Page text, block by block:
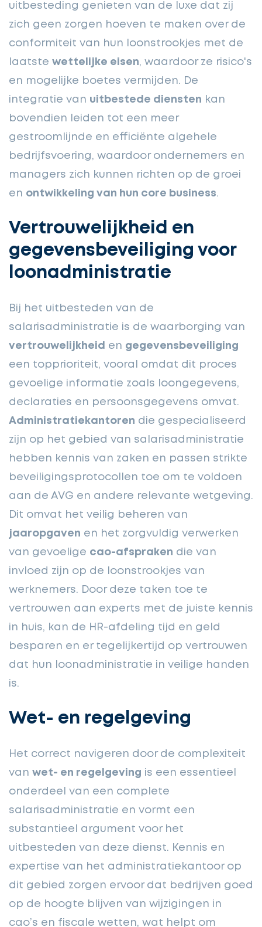
uitbesteding genieten van de luxe dat zij
zich geen zorgen hoeven te maken over de
conformiteit van hun loonstrookjes met de
laatste wettelijke eisen, waardoor ze risico's
en mogelijke boetes vermijden. De
integratie van uitbestede diensten kan
bovendien leiden tot een meer
gestroomlijnde en efficiënte algehele
bedrijfsvoering, waardoor ondernemers en
managers zich kunnen richten op de groei
en ontwikkeling van hun core business.
Vertrouwelijkheid en
gegevensbeveiliging voor
loonadministratie
Bij het uitbesteden van de
salarisadministratie is de waarborging van
vertrouwelijkheid
en gegevensbeveiliging
een topprioriteit, vooral omdat dit proces
gevoelige informatie zoals loongegevens,
declaraties en persoonsgegevens omvat.
Administratiekantoren die gespecialiseerd
zijn op het gebied van salarisadministratie
hebben kennis van zaken en passen strikte
beveiligingsprotocollen toe om te voldoen
aan de AVG en andere relevante wetgeving.
Dit omvat het veilig beheren van
jaaropgaven en het zorgvuldig verwerken
van gevoelige cao-afspraken die van
invloed zijn op de loonstrookjes van
werknemers. Door deze taken toe te
vertrouwen aan experts met de juiste kennis
in huis, kan de HR-afdeling tijd en geld
besparen en er tegelijkertijd op vertrouwen
dat hun loonadministratie in veilige handen
is.
Wet- en regelgeving
Het correct navigeren door de complexiteit
van wet- en regelgeving is een essentieel
onderdeel van een complete
salarisadministratie en vormt een
substantieel argument voor het
uitbesteden van deze dienst. Kennis en
expertise van het administratiekantoor op
dit gebied zorgen ervoor dat bedrijven goed
op de hoogte blijven van wijzigingen in
cao’s en fiscale wetten, wat helpt om